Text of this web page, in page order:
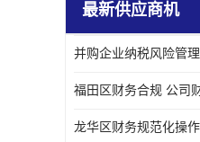
宝安西乡代理记帐
注册公司
最新供应商机